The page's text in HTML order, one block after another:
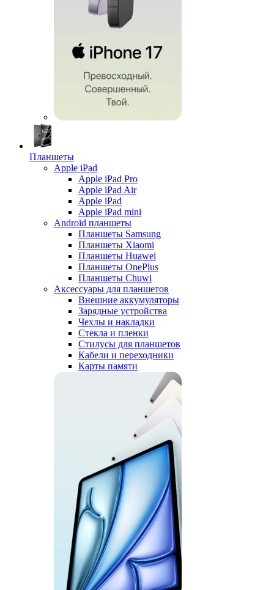
Планшеты
Apple iPad
Apple iPad Pro
Apple iPad Air
Apple iPad
Apple iPad mini
Android планшеты
Планшеты Samsung
Планшеты Xiaomi
Планшеты Huawei
Планшеты OnePlus
Планшеты Chuwi
Аксессуары для планшетов
Внешние аккумуляторы
Зарядные устройства
Чехлы и накладки
Стекла и пленки
Стилусы для планшетов
Кабели и переходники
Карты памяти